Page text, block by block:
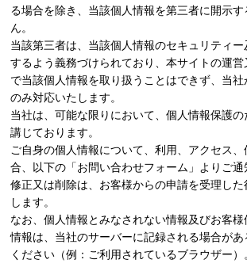
る場合を除き、当該個人情報を第三者に開示
ん。
当該第三者は、当該個人情報のセキュリティ
するよう義務づけられており、本サイトの運
で当該個人情報を取り扱うことはできず、当
のみ対応いたします。
当社は、可能な限りにおいて、個人情報保護
講じております。
ご自身の個人情報について、利用、アクセス
合、以下の「お問い合わせフォーム」よりご通
修正又は削除は、お客様からの申請を受理し
します。
なお、個人情報とみなされない情報及びお客
情報は、当社のサーバーに記録される場合があ
ください（例：ご利用されているブラウザー）